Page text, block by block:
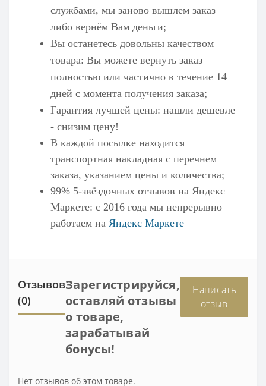
службами, мы заново вышлем заказ
либо вернём Вам деньги;
Вы останетесь довольны качеством
товара: Вы можете вернуть заказ
полностью или частично в течение 14
дней с момента получения заказа;
Гарантия лучшей цены: нашли дешевле
- снизим цену!
В каждой посылке находится
транспортная накладная с перечнем
заказа, указанием цены и количества;
99% 5-звёздочных отзывов на Яндекс
Маркете: с 2016 года мы непрерывно
работаем на Яндекс Маркете
Отзывов
(0)
Зарегистрируйся,
оставляй отзывы
о товаре,
зарабатывай
бонусы!
Написать
отзыв
Нет отзывов об этом товаре.